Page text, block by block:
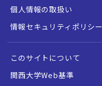
個人情報の取扱い
情報セキュリティポリシー
このサイトについて
関西大学Web基準